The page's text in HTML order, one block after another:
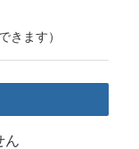
きます）
ん